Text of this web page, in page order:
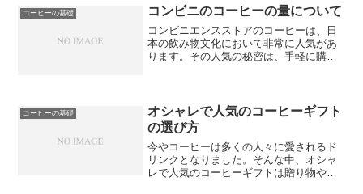
かせません。自宅での料理スペースや調
理器具、食器などを整える...
コーヒーの基礎 コンビニのコーヒーの量について
コンビニエンスストアのコーヒーは、日
本の飲み物文化において非常に人気があ
ります。その人気の秘密は、手軽に購入
味があります。例えば、セ...
コーヒーの基礎
オシャレで人気のコーヒーギフト
の選び方
今やコーヒーは多くの人々に愛されるド
リンクとなりました。そんな中、オシャ
レで人気のコーヒーギフトは贈り物や自